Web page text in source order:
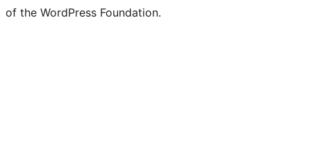
of the WordPress Foundation.